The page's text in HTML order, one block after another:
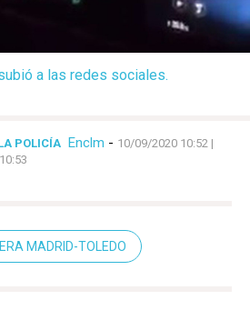
a las redes sociales.
POLICÍA Enclm - 10/09/2020 10:52 |
MADRID-TOLEDO